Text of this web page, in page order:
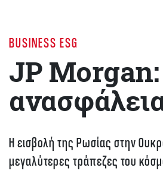
BUSINESS ESG
JP
Η εισβολή της Ρωσίας στην
μεγαλύτερες τράπεζες του